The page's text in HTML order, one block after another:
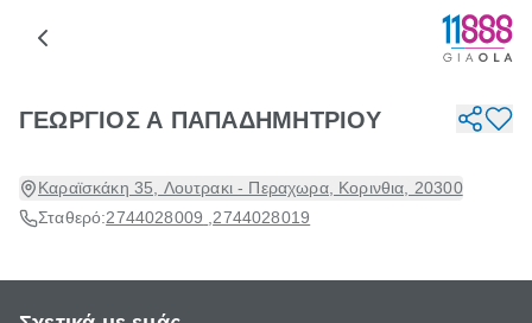
ΓΕΩΡΓΙΟΣ Α ΠΑΠΑΔΗΜΗΤΡΙΟΥ
Καραϊσκάκη 35, Λουτρακι - Περαχωρα, Κορινθια, 20300
Σταθερό:2744028009 2744028019